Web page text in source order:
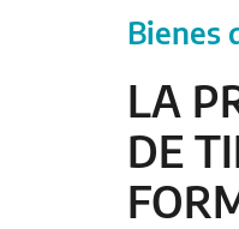
Bienes
LA
DE